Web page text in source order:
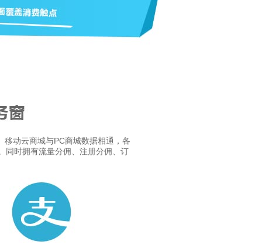
动云商城与PC商城数据相通，各
同时拥有流量分佣、注册分佣、订